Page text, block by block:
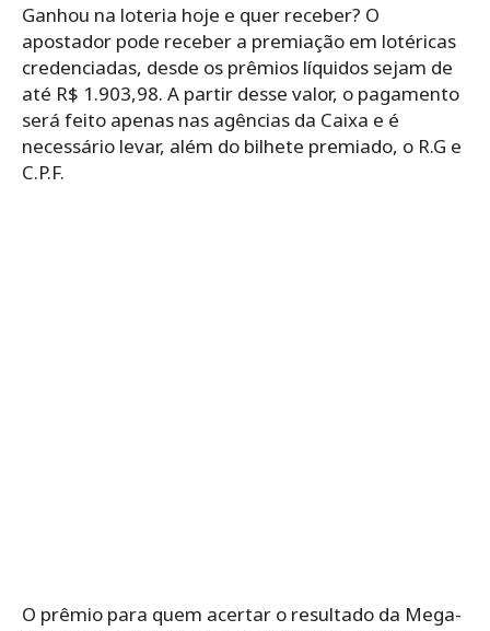
Ganhou na loteria hoje e quer receber? O
apostador pode receber a premiação em lotéricas
credenciadas, desde os prêmios líquidos sejam de
até R$ 1.903,98. A partir desse valor, o pagamento
será feito apenas nas agências da Caixa e é
necessário levar, além do bilhete premiado, o R.G e
C.P.F.
O prêmio para quem acertar o resultado da Mega-